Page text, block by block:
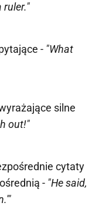
ruler."
- "What
silne
out!"
cytaty
- "He said,